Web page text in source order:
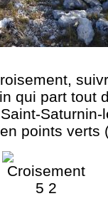
qui part tout
Saturnin-
points verts